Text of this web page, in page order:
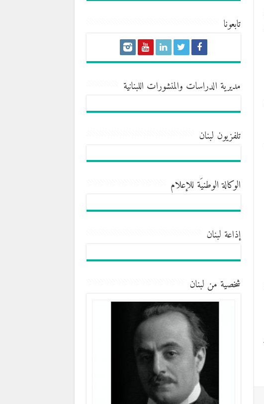
تابعونا
مديرية الدراسات والمنشورات اللبنانية
تلفزيون لبنان
الوكالة الوطنيَة للإعلام
إذاعة لبنان
شخصية من لبنان